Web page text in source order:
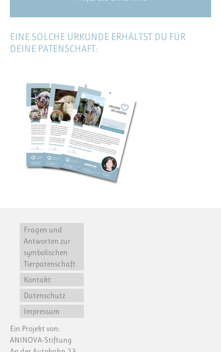
EINE SOLCHE URKUNDE ERHÄLTST DU FÜR
DEINE PATENSCHAFT:
Fragen und
Antworten zur
symbolischen
Tierpatenschaft
Kontakt
Datenschutz
Impressum
Ein Projekt von:
ANINOVA-Stiftung